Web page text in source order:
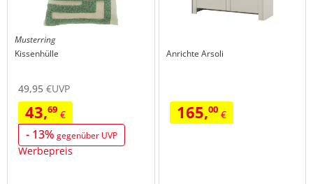
Musterring
Kissenhülle
49,95 €UVP
43,69 €
- 13% gegenüber UVP
Werbepreis
Anrichte Arsoli
165,00€